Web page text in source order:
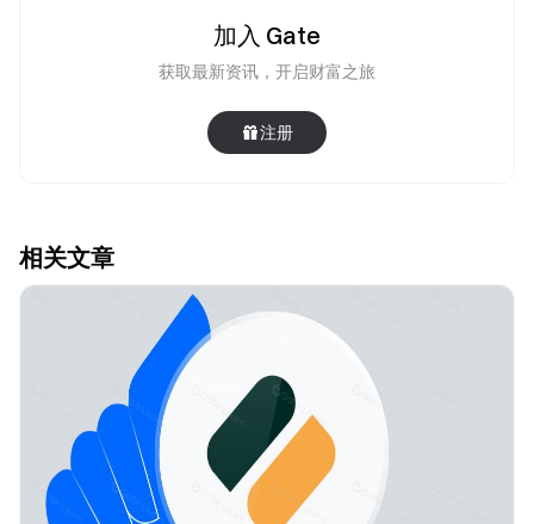
加入 Gate
获取最新资讯，开启财富之旅
注册
相关文章